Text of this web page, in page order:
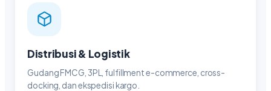
Distribusi & Logistik
Gudang FMCG, 3PL, fulfillment e-commerce, cross-
docking, dan ekspedisi kargo.